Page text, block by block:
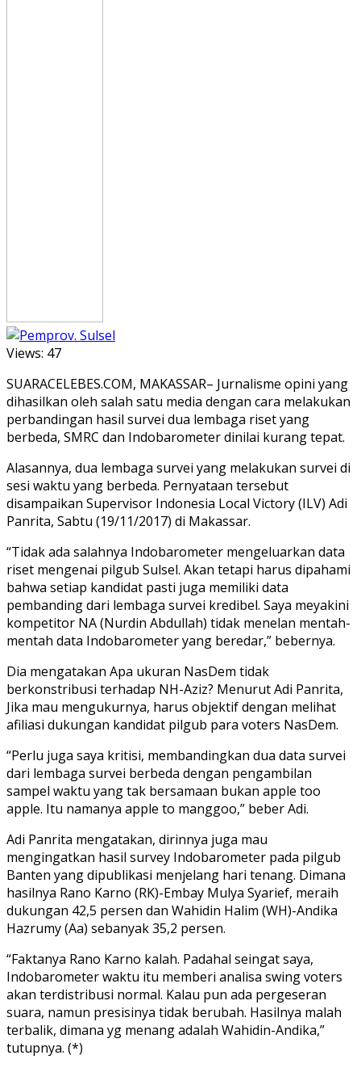
Views: 47
SUARACELEBES.COM, MAKASSAR– Jurnalisme opini yang
dihasilkan oleh salah satu media dengan cara melakukan
perbandingan hasil survei dua lembaga riset yang
berbeda, SMRC dan Indobarometer dinilai kurang tepat.
Alasannya, dua lembaga survei yang melakukan survei di
sesi waktu yang berbeda. Pernyataan tersebut
disampaikan Supervisor Indonesia Local Victory (ILV) Adi
Panrita, Sabtu (19/11/2017) di Makassar.
“Tidak ada salahnya Indobarometer mengeluarkan data
riset mengenai pilgub Sulsel. Akan tetapi harus dipahami
bahwa setiap kandidat pasti juga memiliki data
pembanding dari lembaga survei kredibel. Saya meyakini
kompetitor NA (Nurdin Abdullah) tidak menelan mentah-
mentah data Indobarometer yang beredar,” bebernya.
Dia mengatakan Apa ukuran NasDem tidak
berkonstribusi terhadap NH-Aziz? Menurut Adi Panrita,
Jika mau mengukurnya, harus objektif dengan melihat
afiliasi dukungan kandidat pilgub para voters NasDem.
“Perlu juga saya kritisi, membandingkan dua data survei
dari lembaga survei berbeda dengan pengambilan
sampel waktu yang tak bersamaan bukan apple too
apple. Itu namanya apple to manggoo,” beber Adi.
Adi Panrita mengatakan, dirinnya juga mau
mengingatkan hasil survey Indobarometer pada pilgub
Banten yang dipublikasi menjelang hari tenang. Dimana
hasilnya Rano Karno (RK)-Embay Mulya Syarief, meraih
dukungan 42,5 persen dan Wahidin Halim (WH)-Andika
Hazrumy (Aa) sebanyak 35,2 persen.
“Faktanya Rano Karno kalah. Padahal seingat saya,
Indobarometer waktu itu memberi analisa swing voters
akan terdistribusi normal. Kalau pun ada pergeseran
suara, namun presisinya tidak berubah. Hasilnya malah
terbalik, dimana yg menang adalah Wahidin-Andika,”
tutupnya. (*)